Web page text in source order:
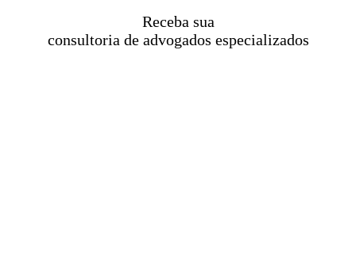
Receba sua
consultoria de advogados especializados